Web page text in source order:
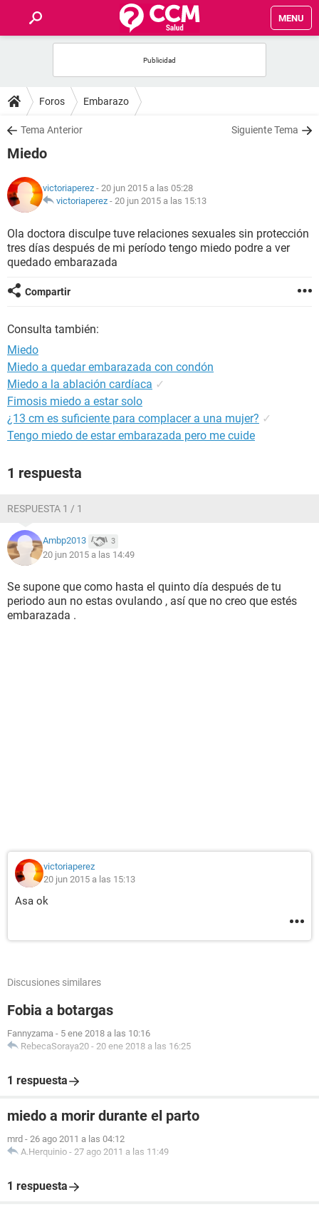
MENU
FOROS
SALUD
NUTRICIÓN
BIENESTAR
Foros Embarazo
Tema Anterior Siguiente Tema
Miedo
victoriaperez - 20 jun 2015 a las 05:28
victoriaperez - 20 jun 2015 a las 15:13
Ola doctora disculpe tuve relaciones sexuales sin protección
tres días después de mi período tengo miedo podre a ver
quedado embarazada
Compartir
Consulta también:
Miedo
Miedo a quedar embarazada con condón
Miedo a la ablación cardíaca ✓
Fimosis miedo a estar solo
¿13 cm es suficiente para complacer a una mujer? ✓
Tengo miedo de estar embarazada pero me cuide
1 respuesta
RESPUESTA 1 / 1
Ambp2013 3
20 jun 2015 a las 14:49
Se supone que como hasta el quinto día después de tu
periodo aun no estas ovulando , así que no creo que estés
embarazada .
victoriaperez
20 jun 2015 a las 15:13
Asa ok
Discusiones similares
Fobia a botargas
Fannyzama - 5 ene 2018 a las 10:16
RebecaSoraya20 - 20 ene 2018 a las 16:25
1 respuesta
miedo a morir durante el parto
mrd - 26 ago 2011 a las 04:12
A.Herquinio - 27 ago 2011 a las 11:49
1 respuesta